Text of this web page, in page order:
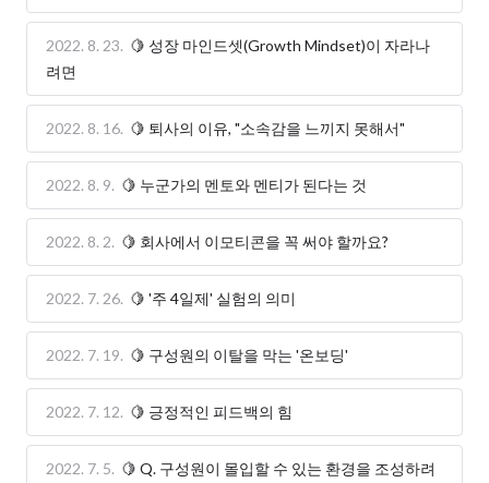
2022. 8. 23. 🍋 성장 마인드셋(Growth Mindset)이 자라나
려면
2022. 8. 16. 🍋 퇴사의 이유, "소속감을 느끼지 못해서"
2022. 8. 9. 🍋 누군가의 멘토와 멘티가 된다는 것
2022. 8. 2. 🍋 회사에서 이모티콘을 꼭 써야 할까요?
2022. 7. 26. 🍋 '주 4일제' 실험의 의미
2022. 7. 19. 🍋 구성원의 이탈을 막는 '온보딩'
2022. 7. 12. 🍋 긍정적인 피드백의 힘
2022. 7. 5. 🍋 Q. 구성원이 몰입할 수 있는 환경을 조성하려